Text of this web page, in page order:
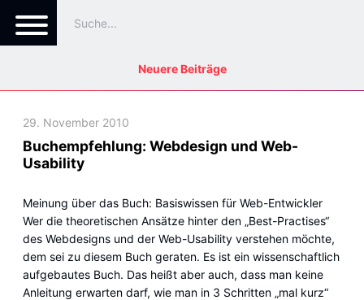
Neuere Beiträge
29. November 2010
Buchempfehlung: Webdesign und Web-
Usability
Meinung über das Buch: Basiswissen für Web-Entwickler
Wer die theoretischen Ansätze hinter den „Best-Practises“
des Webdesigns und der Web-Usability verstehen möchte,
dem sei zu diesem Buch geraten. Es ist ein wissenschaftlich
aufgebautes Buch. Das heißt aber auch, dass man keine
Anleitung erwarten darf, wie man in 3 Schritten „mal kurz“